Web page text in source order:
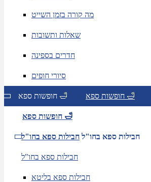
מה קורה בזמן השייט
שאלות ותשובות
חדרים בספינה
סיורי חופים
חופשות ספא 🛁 חופשות ספא 🛁
חופשות ספא 🛁
חבילות ספא בחו"ל חבילות ספא בחו"ל
חבילות ספא בחו"ל
חבילות ספא בליטא